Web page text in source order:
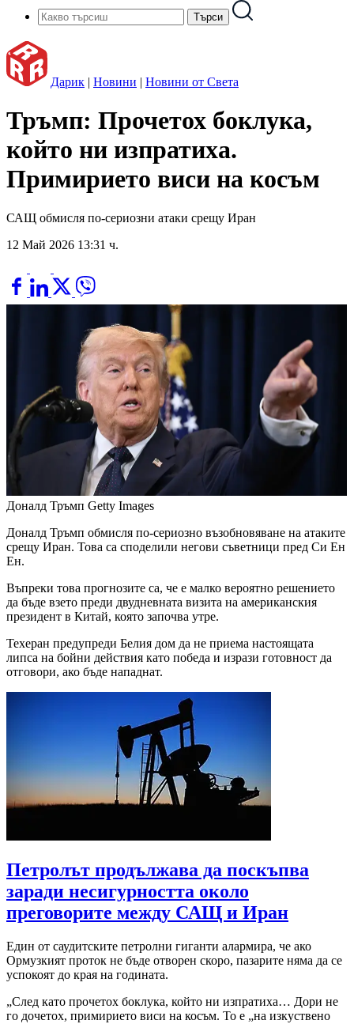
Дарик | Новини | Новини от Света
Тръмп: Прочетох боклука,
който ни изпратиха.
Примирието виси на косъм
САЩ обмисля по-сериозни атаки срещу Иран
12 Май 2026 13:31 ч.
Доналд Тръмп Getty Images
Доналд Тръмп обмисля по-сериозно възобновяване на атаките
срещу Иран. Това са споделили негови съветници пред Си Ен
Ен.
Въпреки това прогнозите са, че е малко вероятно решението
да бъде взето преди двудневната визита на американския
президент в Китай, която започва утре.
Техеран предупреди Белия дом да не приема настоящата
липса на бойни действия като победа и изрази готовност да
отговори, ако бъде нападнат.
Петролът продължава да поскъпва
заради несигурността около
преговорите между САЩ и Иран
Един от саудитските петролни гиганти алармира, че ако
Ормузкият проток не бъде отворен скоро, пазарите няма да се
успокоят до края на годината.
„След като прочетох боклука, който ни изпратиха… Дори не
го дочетох, примирието виси на косъм. То е „на изкуствено